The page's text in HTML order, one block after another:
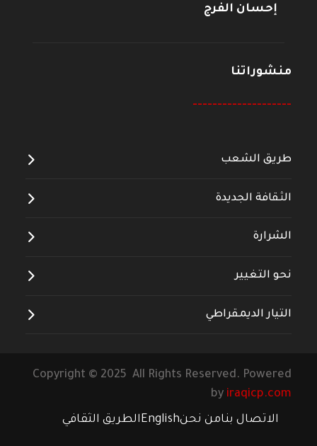
إحسان الفرج
منشوراتنا
--------------------
طريق الشعب
الثقافة الجديدة
الشرارة
نحو التغيير
التيار الديمقراطي
Copyright © 2025 All Rights Reserved. Powered
by iraqicp.com
الاتصال بنامن نحنEnglishالطريق الثقافي